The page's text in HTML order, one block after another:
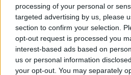
processing of your personal or
targeted advertising by us, please
section to confirm your selection.
opt-out request is processed you
interest-based ads based on
us or personal information
your opt-out. You may separately
ΕΠΙΧΕΙΡΗΣΕΙΣ
Τροποποιήσεις στα
ΤΡΑΙΝΟΣΕ